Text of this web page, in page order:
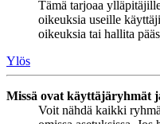
Tämä tarjoaa
oikeuksia useille
oikeuksia tai hallita
Ylös
Missä ovat käyttäjäryhmät
Voit nähdä kaikki